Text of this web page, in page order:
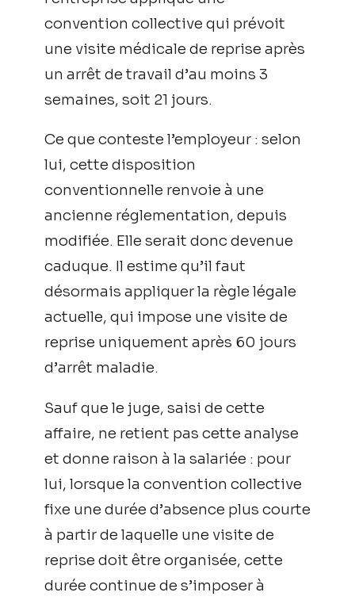
convention collective qui prévoit
une visite médicale de reprise après
un arrêt de travail d’au moins 3
semaines, soit 21 jours.
Ce que conteste l’employeur : selon
lui, cette disposition
conventionnelle renvoie à une
ancienne réglementation, depuis
modifiée. Elle serait donc devenue
caduque. Il estime qu’il faut
désormais appliquer la règle légale
actuelle, qui impose une visite de
reprise uniquement après 60 jours
d’arrêt maladie.
Sauf que le juge, saisi de cette
affaire, ne retient pas cette analyse
et donne raison à la salariée : pour
lui, lorsque la convention collective
fixe une durée d’absence plus courte
à partir de laquelle une visite de
reprise doit être organisée, cette
durée continue de s’imposer à